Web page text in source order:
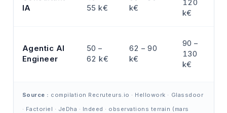
IA
55 k€
k€
120
k€
Agentic AI
Engineer
50 –
62 k€
62 – 90
k€
90 –
130
k€
Source : compilation Recruteurs.io · Hellowork · Glassdoor
· Factoriel · JeDha · Indeed · observations terrain (mars